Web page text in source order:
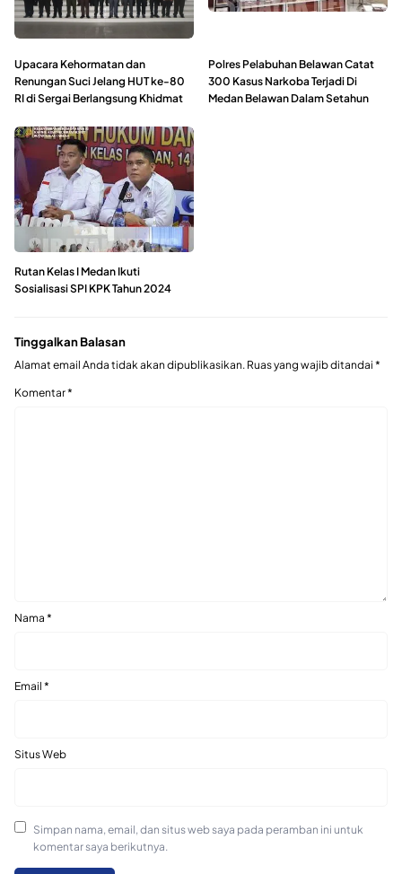
Upacara Kehormatan dan
Renungan Suci Jelang HUT ke-80
RI di Sergai Berlangsung Khidmat
Polres Pelabuhan Belawan Catat
300 Kasus Narkoba Terjadi Di
Medan Belawan Dalam Setahun
Rutan Kelas I Medan Ikuti
Sosialisasi SPI KPK Tahun 2024
Tinggalkan Balasan
Alamat email Anda tidak akan dipublikasikan. Ruas yang wajib ditandai *
Komentar*
Nama *
Email *
Situs Web
Simpan nama, email, dan situs web saya pada peramban ini untuk
komentar saya berikutnya.